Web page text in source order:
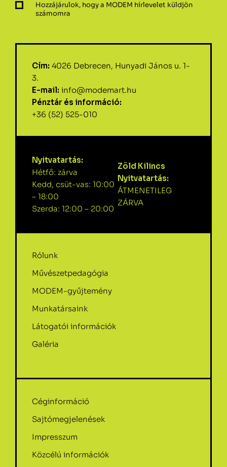
Hozzájárulok, hogy a MODEM hírlevelet küldjön
számomra
Cím: 4026 Debrecen, Hunyadi János u. 1-
3.
E-mail: info@modemart.hu
Pénztár és információ:
+36 (52) 525-010
Nyitvatartás:
Hétfő: zárva
Kedd, csüt-vas: 10:00
– 18:00
Szerda: 12:00 – 20:00
Zöld Kilincs
Nyitvatartás:
ÁTMENETILEG
ZÁRVA
Rólunk
Művészetpedagógia
MODEM-gyűjtemény
Munkatársaink
Látogatói információk
Galéria
Céginformáció
Sajtómegjelenések
Impresszum
Közcélú információk